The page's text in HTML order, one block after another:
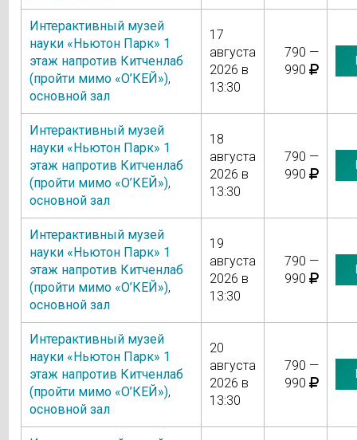
Интерактивный музей
науки «Ньютон Парк» 1
этаж напротив Китченлаб
(пройти мимо «О’КЕЙ»),
основной зал
17
августа
2026 в
13:30
790 —
990
Интерактивный музей
науки «Ньютон Парк» 1
этаж напротив Китченлаб
(пройти мимо «О’КЕЙ»),
основной зал
18
августа
2026 в
13:30
790 —
990
Интерактивный музей
науки «Ньютон Парк» 1
этаж напротив Китченлаб
(пройти мимо «О’КЕЙ»),
основной зал
19
августа
2026 в
13:30
790 —
990
Интерактивный музей
науки «Ньютон Парк» 1
этаж напротив Китченлаб
(пройти мимо «О’КЕЙ»),
основной зал
20
августа
2026 в
13:30
790 —
990